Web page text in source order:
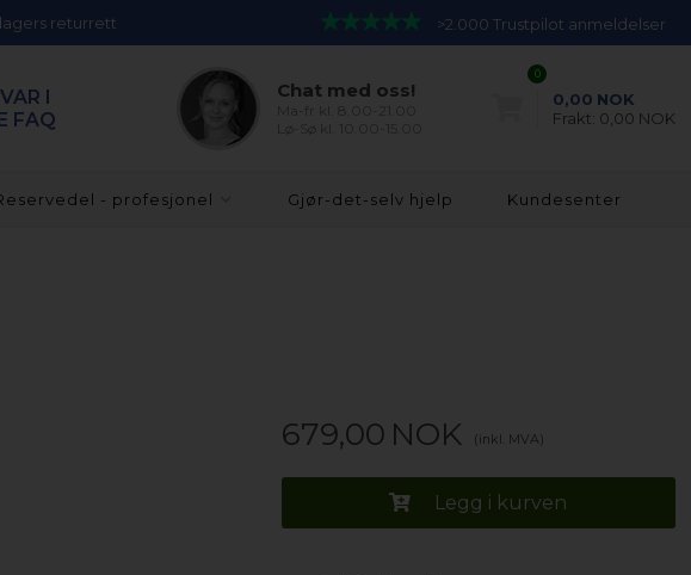
returrett >2.000 Trustpilot anmeldelser
I
FAQ
Chat med oss!
0
0,00 NOK
Frakt: 0,00 NOK
- profesjonel Gjør-det-selv hjelp Kundesenter
679,00 NOK (inkl. MVA)
Legg i kurven